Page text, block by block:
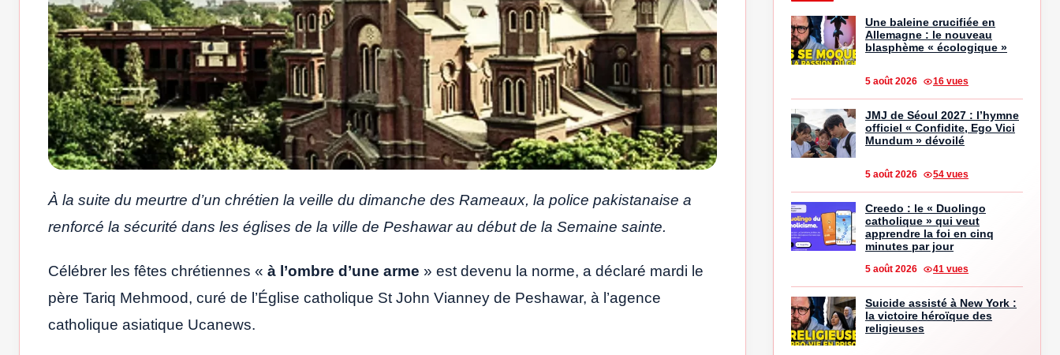
À la suite du meurtre d’un chrétien la veille du dimanche des Rameaux, la police pakistanaise a
renforcé la sécurité dans les églises de la ville de Peshawar au début de la Semaine sainte.
Célébrer les fêtes chrétiennes « à l’ombre d’une arme » est devenu la norme, a déclaré mardi le
père Tariq Mehmood, curé de l’Église catholique St John Vianney de Peshawar, à l’agence
catholique asiatique Ucanews.
Une baleine crucifiée en
Allemagne : le nouveau
blasphème « écologique »
5 août 2026 16 vues
JMJ de Séoul 2027 : l’hymne
officiel « Confidite, Ego Vici
Mundum » dévoilé
5 août 2026 54 vues
Creedo : le « Duolingo
catholique » qui veut
apprendre la foi en cinq
minutes par jour
5 août 2026 41 vues
Suicide assisté à New York :
la victoire héroïque des
religieuses